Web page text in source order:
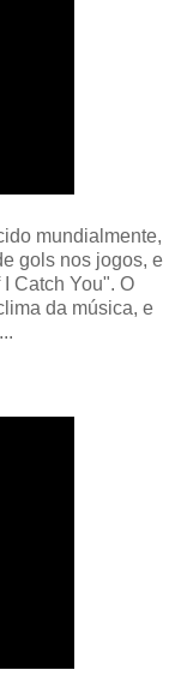
mundialmente,
gols nos jogos, e
Catch You". O
da música, e